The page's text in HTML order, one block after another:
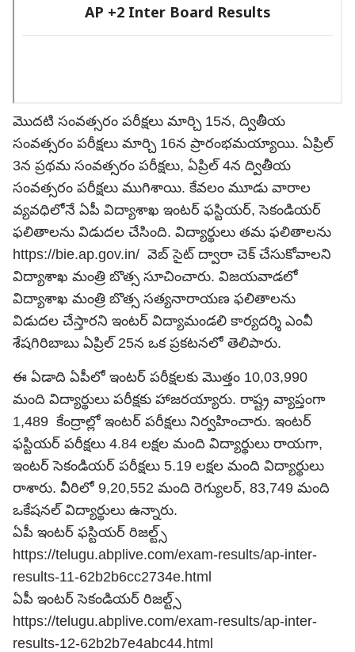
మొదటి సంవత్సరం పరీక్షలు మార్చి 15న, ద్వితీయ
సంవత్సరం పరీక్షలు మార్చి 16న ప్రారంభమయ్యాయి. ఏప్రిల్‌
3న ప్రథమ సంవత్సరం పరీక్షలు, ఏప్రిల్‌ 4న ద్వితీయ
సంవత్సరం పరీక్షలు ముగిశాయి. కేవలం మూడు వారాల
వ్యవధిలోనే ఏపీ విద్యాశాఖ ఇంటర్ ఫస్టియర్, సెకండియర్
ఫలితాలను విడుదల చేసింది. విద్యార్థులు తమ ఫలితాలను
https://bie.ap.gov.in/ వెబ్ సైట్ ద్వారా చెక్ చేసుకోవాలని
విద్యాశాఖ మంత్రి బొత్స సూచించారు. విజయవాడలో
విద్యాశాఖ మంత్రి బొత్స సత్యనారాయణ ఫలితాలను
విడుదల చేస్తారని ఇంటర్‌ విద్యామండలి కార్యదర్శి ఎంవీ
శేషగిరిబాబు ఏప్రిల్ 25న ఒక ప్రకటనలో తెలిపారు.
ఈ ఏడాది ఏపీలో ఇంటర్ పరీక్షలకు మొత్తం 10,03,990
మంది విద్యార్థులు పరీక్షకు హాజ‌రయ్యారు. రాష్ట్ర వ్యాప్తంగా
1,489 కేంద్రాల్లో ఇంటర్ పరీక్షలు నిర్వహించారు. ఇంటర్‌
ఫస్టియర్‌ పరీక్షలు 4.84 లక్షల మంది విద్యార్థులు రాయగా,
ఇంటర్‌ సెకండియర్‌ పరీక్షలు 5.19 లక్షల మంది విద్యార్థులు
రాశారు. వీరిలో 9,20,552 మంది రెగ్యులర్‌, 83,749 మంది
ఒకేషనల్‌ విద్యార్థులు ఉన్నారు.
ఏపీ ఇంటర్ ఫస్టియర్ రిజల్ట్స్
https://telugu.abplive.com/exam-results/ap-inter-
results-11-62b2b6cc2734e.html
ఏపీ ఇంటర్ సెకండియర్ రిజల్ట్స్
https://telugu.abplive.com/exam-results/ap-inter-
results-12-62b2b7e4abc44.html